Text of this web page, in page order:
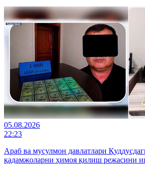
05.08.2026
22:23
Араб ва мусулмон давлатлари
қадамжоларни ҳимоя қилиш режасини